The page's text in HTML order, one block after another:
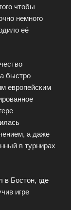
чтобы
немного
её
быстро
европейским
а даже
в турнирах
в Бостон, где
игре